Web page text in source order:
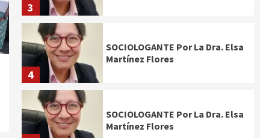
3
4
SOCIOLOGANTE Por La Dra. Elsa
Martínez Flores
SOCIOLOGANTE Por La Dra. Elsa
Martínez Flores